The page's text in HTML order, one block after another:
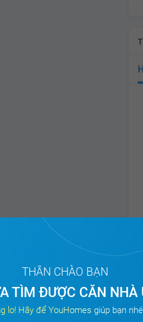
THÂN CHÀO BẠN
TÌM ĐƯỢC CĂN NHÀ
lo! Hãy để YouHomes giúp bạn nhé.